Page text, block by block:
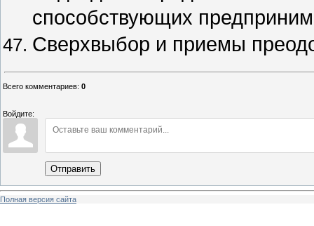
способствующих
Сверхвыбор и приемы
Всего комментариев: 0
Войдите:
Отправить
Полная версия сайта